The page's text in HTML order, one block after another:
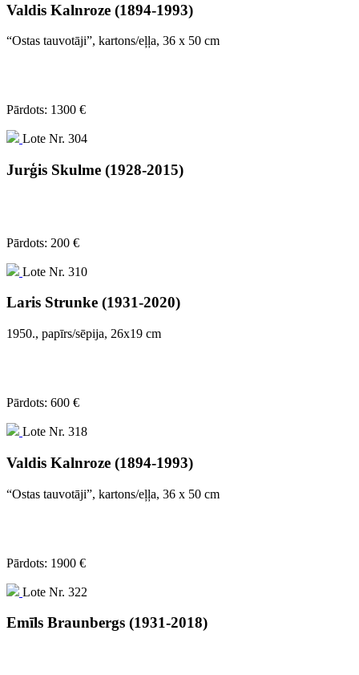
Valdis Kalnroze (1894-1993)
“Ostas tauvotāji”, kartons/eļļa, 36 x 50 cm
Pārdots: 1300 €
Lote Nr. 304
Jurģis Skulme (1928-2015)
Pārdots: 200 €
Lote Nr. 310
Laris Strunke (1931-2020)
1950., papīrs/sēpija, 26x19 cm
Pārdots: 600 €
Lote Nr. 318
Valdis Kalnroze (1894-1993)
“Ostas tauvotāji”, kartons/eļļa, 36 x 50 cm
Pārdots: 1900 €
Lote Nr. 322
Emīls Braunbergs (1931-2018)